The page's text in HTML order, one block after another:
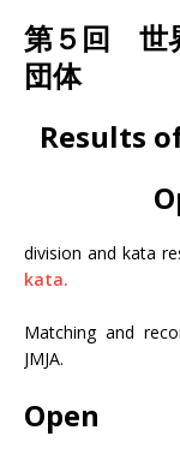
第５回 世
団体
Results
division and kata
kata.
Matching and
JMJA.
Open